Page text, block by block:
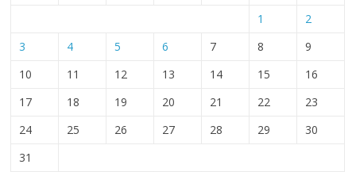
1
2
3
4 5 6 7 8
9
10
11 12 13 14 15
16
17
18 19 20 21 22
23
24
25 26 27 28 29
30
31